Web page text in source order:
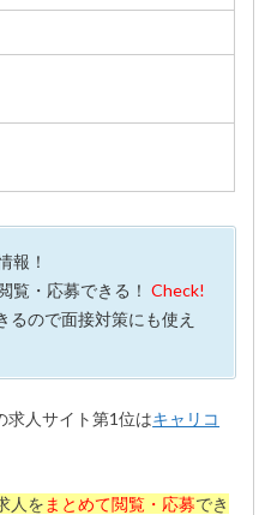
報！
覧・応募できる！Check!
るので面接対策にも使え
求人サイト第1位はキャリコ
人を まとめて閲覧・応募でき